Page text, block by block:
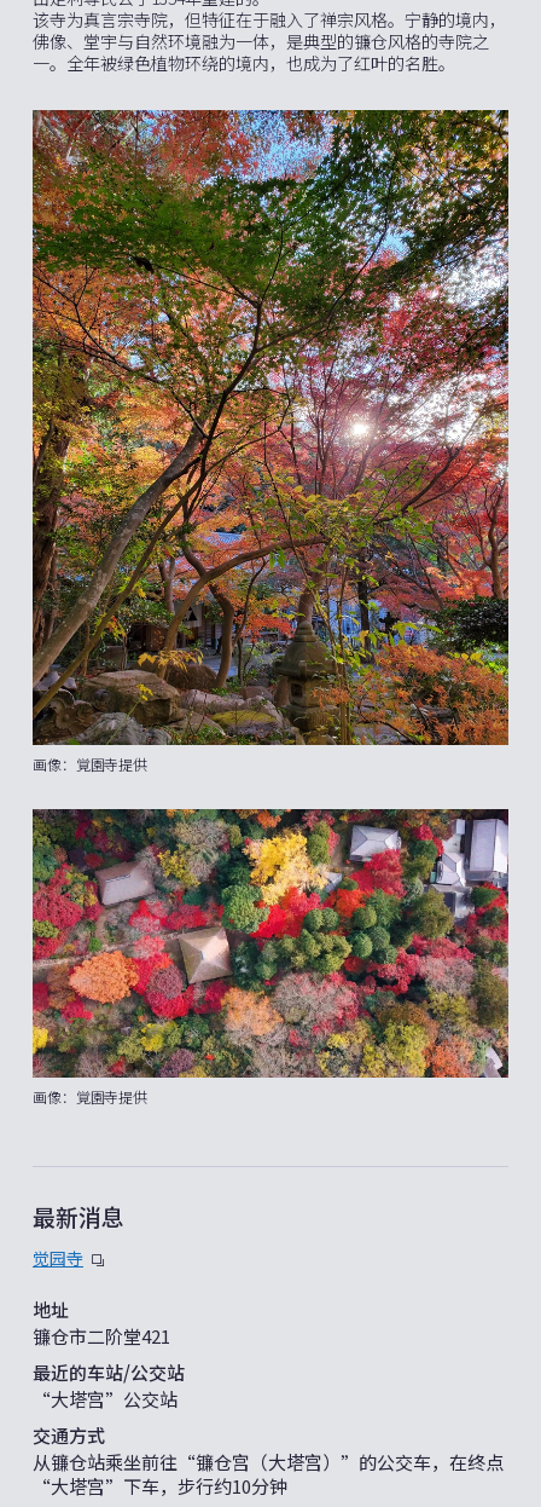
该寺为真言宗寺院，但特征在于融入了禅宗风格。宁静的境内，
佛像、堂宇与自然环境融为一体，是典型的镰仓风格的寺院之
一。全年被绿色植物环绕的境内，也成为了红叶的名胜。
画像：覚園寺提供
画像：覚園寺提供
最新消息
觉园寺
地址
镰仓市二阶堂421
最近的车站/公交站
“大塔宫”公交站
交通方式
从镰仓站乘坐前往“镰仓宫（大塔宫）”的公交车，在终点
“大塔宫”下车，步行约10分钟